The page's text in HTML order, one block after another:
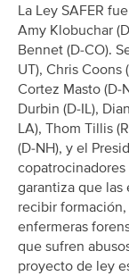
La Ley SAFER
Amy Klobuchar
Bennet (D-CO).
UT), Chris Coons
Cortez Masto (D-
Durbin (D-IL),
LA), Thom Tillis
(D-NH), y el
copatrocinadores
garantiza que las
recibir
enfermeras
que sufren
proyecto de ley